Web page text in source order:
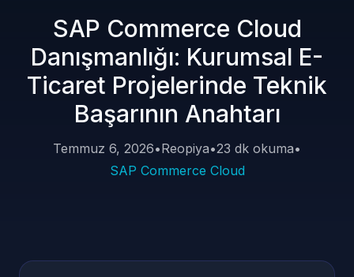
SAP Commerce Cloud
Danışmanlığı: Kurumsal E-
Ticaret Projelerinde Teknik
Başarının Anahtarı
Temmuz 6, 2026•Reopiya•23 dk okuma•
SAP Commerce Cloud